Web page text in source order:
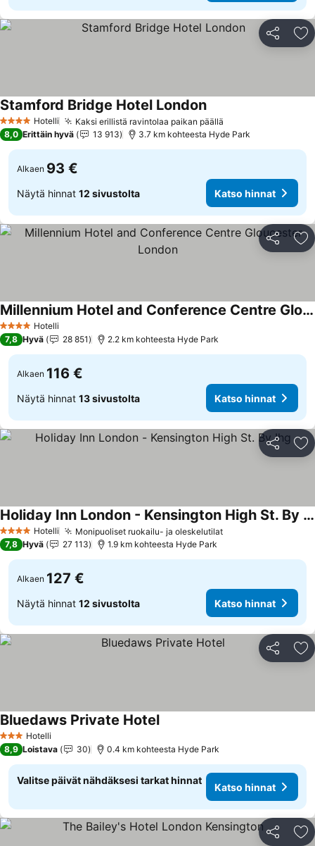
Jaa
4 Tähtiluokitus
Hotelli Kaksi erillistä ravintolaa paikan päällä
Stamford Bridge Hotel London
8,0 Erittäin hyvä 13 913 3.7 km kohteesta Hyde Park
Alkaen 93 €
Näytä hinnat 12 sivustolta Katso hinnat
Jaa
4 Tähtiluokitus
Hotelli
Millennium Hotel and Conference Centre Gloucester London
7,8 Hyvä 28 851 2.2 km kohteesta Hyde Park
Alkaen 116 €
Näytä hinnat 13 sivustolta Katso hinnat
Jaa
4 Tähtiluokitus
Hotelli Monipuoliset ruokailu- ja oleskelutilat
Holiday Inn London - Kensington High St. By Ihg
7,8 Hyvä 27 113 1.9 km kohteesta Hyde Park
Alkaen 127 €
Näytä hinnat 12 sivustolta Katso hinnat
Jaa
3 Tähtiluokitus
Hotelli
Bluedaws Private Hotel
8,9 Loistava 30 0.4 km kohteesta Hyde Park
Valitse päivät nähdäksesi tarkat hinnat
Katso hinnat
Jaa